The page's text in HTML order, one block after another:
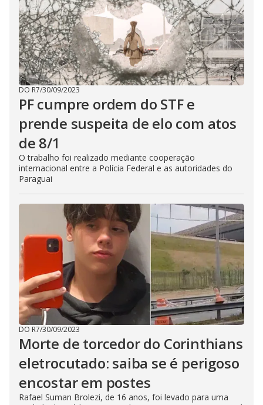
DO R7/30/09/2023
PF cumpre ordem do STF e
prende suspeita de elo com atos
de 8/1
O trabalho foi realizado mediante cooperação
internacional entre a Polícia Federal e as autoridades do
Paraguai
DO R7/30/09/2023
Morte de torcedor do Corinthians
eletrocutado: saiba se é perigoso
encostar em postes
Rafael Suman Brolezi, de 16 anos, foi levado para uma